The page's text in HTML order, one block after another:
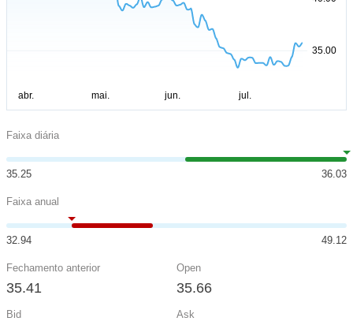
Faixa diária
35.25 36.03
Faixa anual
32.94 49.12
Fechamento anterior
35.41
Open
35.66
Bid Ask